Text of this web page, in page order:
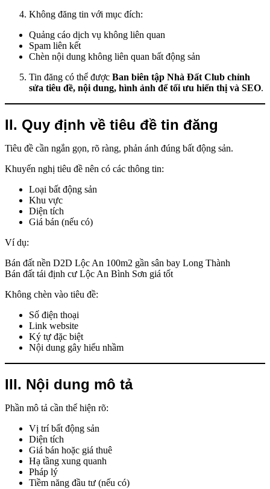
Không đăng tin với mục đích:
Quảng cáo dịch vụ không liên quan
Spam liên kết
Chèn nội dung không liên quan bất động sản
Tin đăng có thể được Ban biên tập Nhà Đất Club chỉnh
sửa tiêu đề, nội dung, hình ảnh để tối ưu hiển thị và SEO.
II. Quy định về tiêu đề tin đăng
Tiêu đề cần ngắn gọn, rõ ràng, phản ánh đúng bất động sản.
Khuyến nghị tiêu đề nên có các thông tin:
Loại bất động sản
Khu vực
Diện tích
Giá bán (nếu có)
Ví dụ:
Bán đất nền D2D Lộc An 100m2 gần sân bay Long Thành
Bán đất tái định cư Lộc An Bình Sơn giá tốt
Không chèn vào tiêu đề:
Số điện thoại
Link website
Ký tự đặc biệt
Nội dung gây hiểu nhầm
III. Nội dung mô tả
Phần mô tả cần thể hiện rõ:
Vị trí bất động sản
Diện tích
Giá bán hoặc giá thuê
Hạ tầng xung quanh
Pháp lý
Tiềm năng đầu tư (nếu có)